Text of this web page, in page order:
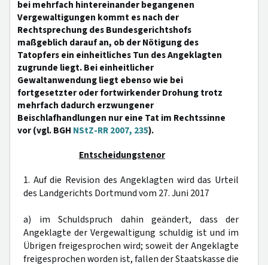
bei mehrfach hintereinander begangenen
Vergewaltigungen kommt es nach der
Rechtsprechung des Bundesgerichtshofs
maßgeblich darauf an, ob der Nötigung des
Tatopfers ein einheitliches Tun des Angeklagten
zugrunde liegt. Bei einheitlicher
Gewaltanwendung liegt ebenso wie bei
fortgesetzter oder fortwirkender Drohung trotz
mehrfach dadurch erzwungener
Beischlafhandlungen nur eine Tat im Rechtssinne
vor (vgl. BGH NStZ-RR 2007, 235).
Entscheidungstenor
1. Auf die Revision des Angeklagten wird das Urteil
des Landgerichts Dortmund vom 27. Juni 2017
a) im Schuldspruch dahin geändert, dass der
Angeklagte der Vergewaltigung schuldig ist und im
Übrigen freigesprochen wird; soweit der Angeklagte
freigesprochen worden ist, fallen der Staatskasse die